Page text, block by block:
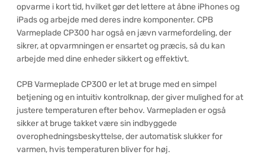
opvarme i kort tid, hvilket gør det lettere at åbne iPhones og
iPads og arbejde med deres indre komponenter. CPB
Varmeplade CP300 har også en jævn varmefordeling, der
sikrer, at opvarmningen er ensartet og præcis, så du kan
arbejde med dine enheder sikkert og effektivt.
CPB Varmeplade CP300 er let at bruge med en simpel
betjening og en intuitiv kontrolknap, der giver mulighed for at
justere temperaturen efter behov. Varmepladen er også
sikker at bruge takket være sin indbyggede
overophedningsbeskyttelse, der automatisk slukker for
varmen, hvis temperaturen bliver for høj.